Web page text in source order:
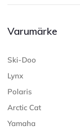
Varumärke
Ski-Doo
Lynx
Polaris
Arctic Cat
Yamaha